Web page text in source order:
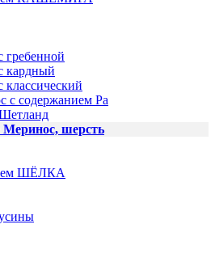
гребенной
кардный
классический
с содержанием Ра
Меринос, шерсть
ШЁЛКА